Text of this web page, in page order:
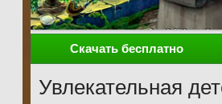
Скачать бесплатно
Увлекательная